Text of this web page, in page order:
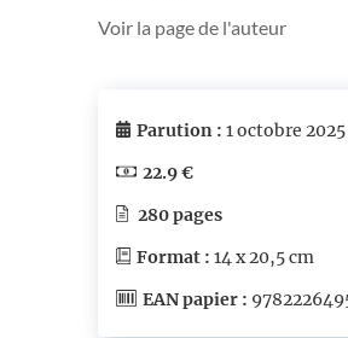
Voir la page de l'auteur
Parution : 1 octobre 2025
22.9 €
280 pages
Format : 14 x 20,5 cm
EAN papier :